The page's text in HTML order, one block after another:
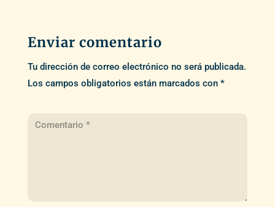
Enviar comentario
Tu dirección de correo electrónico no será publicada.
Los campos obligatorios están marcados con *